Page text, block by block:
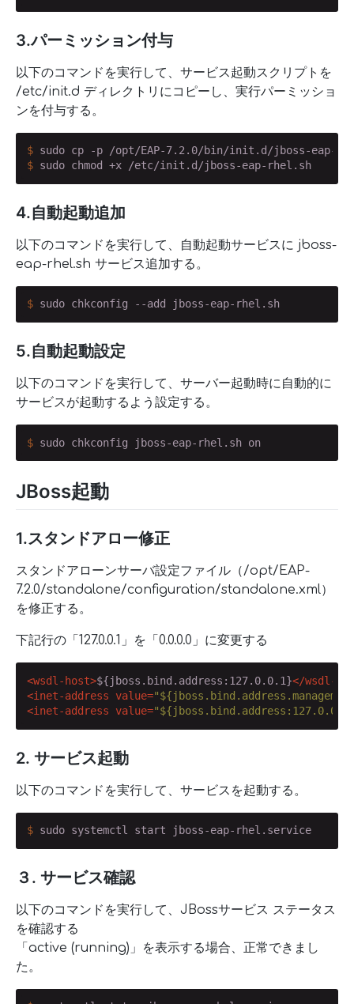
3.パーミッション付与
以下のコマンドを実行して、サービス起動スクリプトを
/etc/init.d ディレクトリにコピーし、実行パーミッショ
ンを付与する。
$ sudo cp -p /opt/EAP-7.2.0/bin/init.d/jboss-eap-
$ sudo chmod +x /etc/init.d/jboss-eap-rhel.sh
4.自動起動追加
以下のコマンドを実行して、自動起動サービスに jboss-
eap-rhel.sh サービス追加する。
$ sudo chkconfig --add jboss-eap-rhel.sh
5.自動起動設定
以下のコマンドを実行して、サーバー起動時に自動的に
サービスが起動するよう設定する。
$ sudo chkconfig jboss-eap-rhel.sh on
JBoss起動
1.スタンドアロー修正
スタンドアローンサーバ設定ファイル（/opt/EAP-
7.2.0/standalone/configuration/standalone.xml）
を修正する。
下記行の「127.0.0.1」を「0.0.0.0」に変更する
<wsdl-host>${jboss.bind.address:127.0.0.1}</wsdl-
<inet-address value=
<inet-address value=
2. サービス起動
以下のコマンドを実行して、サービスを起動する。
$ sudo systemctl start jboss-eap-rhel.service
３. サービス確認
以下のコマンドを実行して、JBossサービス ステータス
を確認する
「active (running)」を表示する場合、正常できまし
た。